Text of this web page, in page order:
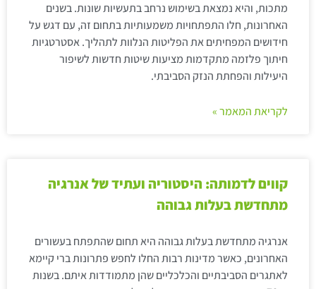
מתכות, והיא נמצאת בשימוש נרחב בתעשיות שונות. בשנים
האחרונות, חלו התפתחויות משמעותיות בתחום זה, עם דגש על
חידושים המפחיתים את הפליטות הנלוות לתהליך. אסטרטגיות
חיתוך פלזמה מתקדמות מציעות שיטות חדשות לשיפור
היעילות והפחתת הנזק הסביבתי.
לקריאת המאמר »
קווים לדמותה: היסטוריה ועתיד של אנרגיה
מתחדשת בעלות גבוהה
אנרגיה מתחדשת בעלות גבוהה היא תחום שהתפתח בעשורים
האחרונים, כאשר מדינות רבות החלו לחפש פתרונות ברי קיימא
לאתגרים הסביבתיים והכלכליים שהן מתמודדות איתם. בשנות